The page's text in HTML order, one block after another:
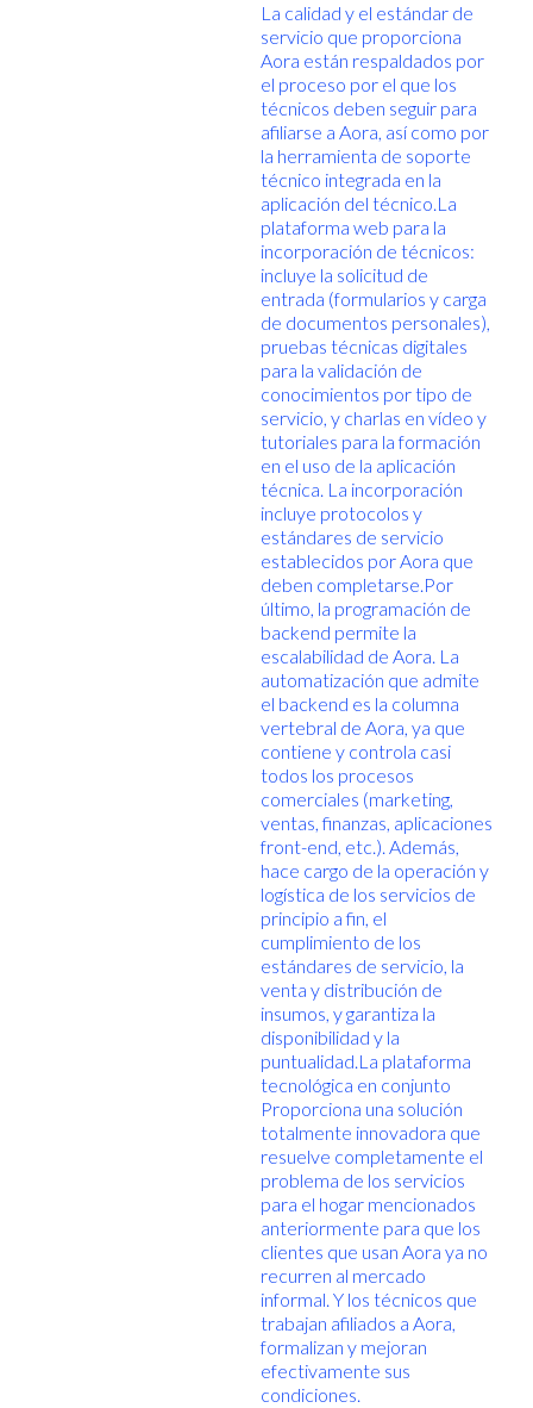
La calidad y el estándar de
servicio que proporciona
Aora están respaldados por
el proceso por el que los
técnicos deben seguir para
afiliarse a Aora, así como por
la herramienta de soporte
técnico integrada en la
aplicación del técnico.La
plataforma web para la
incorporación de técnicos:
incluye la solicitud de
entrada (formularios y carga
de documentos personales),
pruebas técnicas digitales
para la validación de
conocimientos por tipo de
servicio, y charlas en vídeo y
tutoriales para la formación
en el uso de la aplicación
técnica. La incorporación
incluye protocolos y
estándares de servicio
establecidos por Aora que
deben completarse.Por
último, la programación de
backend permite la
escalabilidad de Aora. La
automatización que admite
el backend es la columna
vertebral de Aora, ya que
contiene y controla casi
todos los procesos
comerciales (marketing,
ventas, finanzas, aplicaciones
front-end, etc.). Además,
hace cargo de la operación y
logística de los servicios de
principio a fin, el
cumplimiento de los
estándares de servicio, la
venta y distribución de
insumos, y garantiza la
disponibilidad y la
puntualidad.La plataforma
tecnológica en conjunto
Proporciona una solución
totalmente innovadora que
resuelve completamente el
problema de los servicios
para el hogar mencionados
anteriormente para que los
clientes que usan Aora ya no
recurren al mercado
informal. Y los técnicos que
trabajan afiliados a Aora,
formalizan y mejoran
efectivamente sus
condiciones.